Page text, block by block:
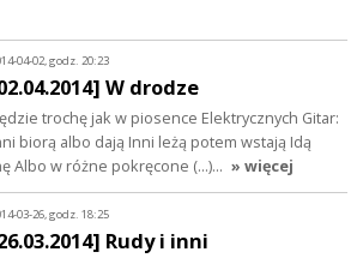
04-02, godz. 20:23
W drodze
trochę jak w piosence Elektrycznych Gitar:
biorą albo dają Inni leżą potem wstają Idą
Albo w różne pokręcone (...)… » więcej
03-26, godz. 18:25
Rudy i inni